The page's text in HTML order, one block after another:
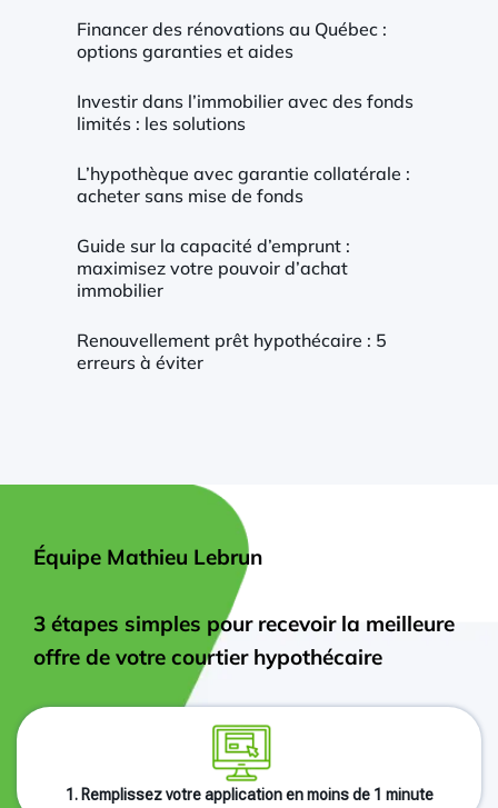
Financer des rénovations au Québec :
options garanties et aides
Investir dans l’immobilier avec des fonds
limités : les solutions
L’hypothèque avec garantie collatérale :
acheter sans mise de fonds
Guide sur la capacité d’emprunt :
maximisez votre pouvoir d’achat
immobilier
Renouvellement prêt hypothécaire : 5
erreurs à éviter
Équipe Mathieu Lebrun
3 étapes simples pour recevoir la meilleure
offre de votre courtier hypothécaire
1. Remplissez votre application en moins de 1 minute